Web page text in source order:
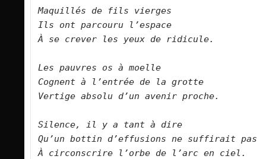
Maquillés de fils vierges
Ils ont parcouru l’espace
À se crever les yeux de ridicule.
Les pauvres os à moelle
Cognent à l’entrée de la grotte
Vertige absolu d’un avenir proche.
Silence, il y a tant à dire
Qu’un bottin d’effusions ne suffirait pas
À circonscrire l’orbe de l’arc en ciel.